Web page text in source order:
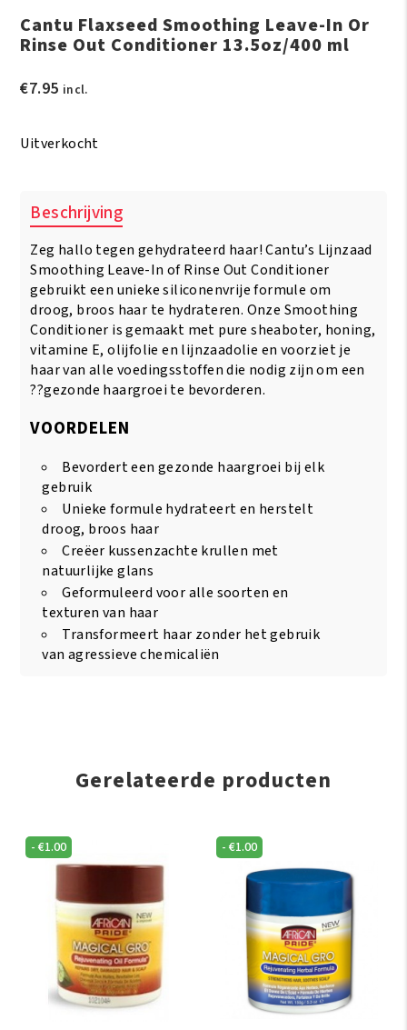
Cantu Flaxseed Smoothing Leave-In Or
Rinse Out Conditioner 13.5oz/400 ml
€7.95 incl.
Uitverkocht
Beschrijving
Zeg hallo tegen gehydrateerd haar! Cantu’s Lijnzaad
Smoothing Leave-In of Rinse Out Conditioner
gebruikt een unieke siliconenvrije formule om
droog, broos haar te hydrateren. Onze Smoothing
Conditioner is gemaakt met pure sheaboter, honing,
vitamine E, olijfolie en lijnzaadolie en voorziet je
haar van alle voedingsstoffen die nodig zijn om een
??gezonde haargroei te bevorderen.
VOORDELEN
Bevordert een gezonde haargroei bij elk
gebruik
Unieke formule hydrateert en herstelt
droog, broos haar
Creëer kussenzachte krullen met
natuurlijke glans
Geformuleerd voor alle soorten en
texturen van haar
Transformeert haar zonder het gebruik
van agressieve chemicaliën
Gerelateerde producten
-€1.00 -€1.00